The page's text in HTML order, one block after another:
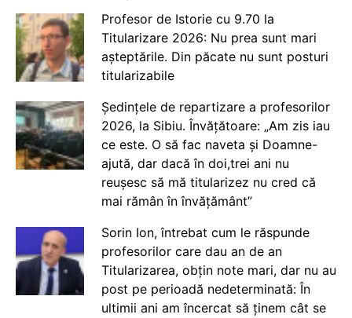
Profesor de Istorie cu 9.70 la
Titularizare 2026: Nu prea sunt mari
așteptările. Din păcate nu sunt posturi
titularizabile
Ședințele de repartizare a profesorilor
2026, la Sibiu. Învățătoare: „Am zis iau
ce este. O să fac naveta și Doamne-
ajută, dar dacă în doi,trei ani nu
reușesc să mă titularizez nu cred că
mai rămân în învățământ”
Sorin Ion, întrebat cum le răspunde
profesorilor care dau an de an
Titularizarea, obțin note mari, dar nu au
post pe perioadă nedeterminată: În
ultimii ani am încercat să ținem cât se